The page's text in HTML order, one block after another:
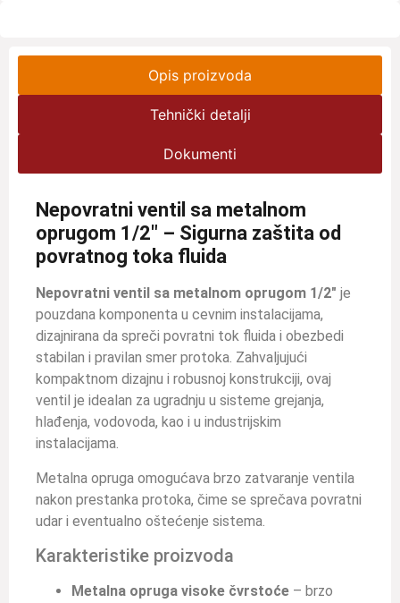
Opis proizvoda
Tehnički detalji
Dokumenti
Nepovratni ventil sa metalnom
oprugom 1/2″ – Sigurna zaštita od
povratnog toka fluida
Nepovratni ventil sa metalnom oprugom 1/2″ je
pouzdana komponenta u cevnim instalacijama,
dizajnirana da spreči povratni tok fluida i obezbedi
stabilan i pravilan smer protoka. Zahvaljujući
kompaktnom dizajnu i robusnoj konstrukciji, ovaj
ventil je idealan za ugradnju u sisteme grejanja,
hlađenja, vodovoda, kao i u industrijskim
instalacijama.
Metalna opruga omogućava brzo zatvaranje ventila
nakon prestanka protoka, čime se sprečava povratni
udar i eventualno oštećenje sistema.
Karakteristike proizvoda
Metalna opruga visoke čvrstoće – brzo